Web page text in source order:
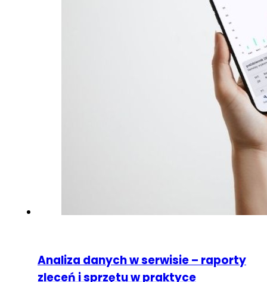
Analiza danych w serwisie – raporty
zleceń i sprzętu w praktyce